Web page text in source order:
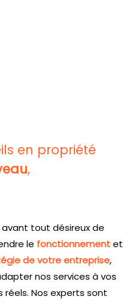
en propriété
,
avant tout désireux de
le fonctionnementet
de votre entreprise,
nos services à vos
réels. Nos experts sont